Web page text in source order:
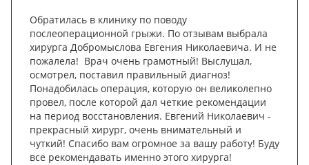
Обратилась в клинику по поводу
послеоперационной грыжи. По отзывам выбрала
хирурга Добромыслова Евгения Николаевича. И не
пожалела! Врач очень грамотный! Выслушал,
осмотрел, поставил правильный диагноз!
Понадобилась операция, которую он великолепно
провел, после которой дал четкие рекомендации
на период восстановления. Евгений Николаевич -
прекрасный хирург, очень внимательный и
чуткий! Спасибо вам огромное за вашу работу! Буду
все рекомендавать именно этого хирурга!